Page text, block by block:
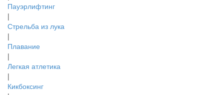
Пауэрлифтинг
|
Стрельба из лука
|
Плавание
|
Легкая атлетика
|
Кикбоксинг